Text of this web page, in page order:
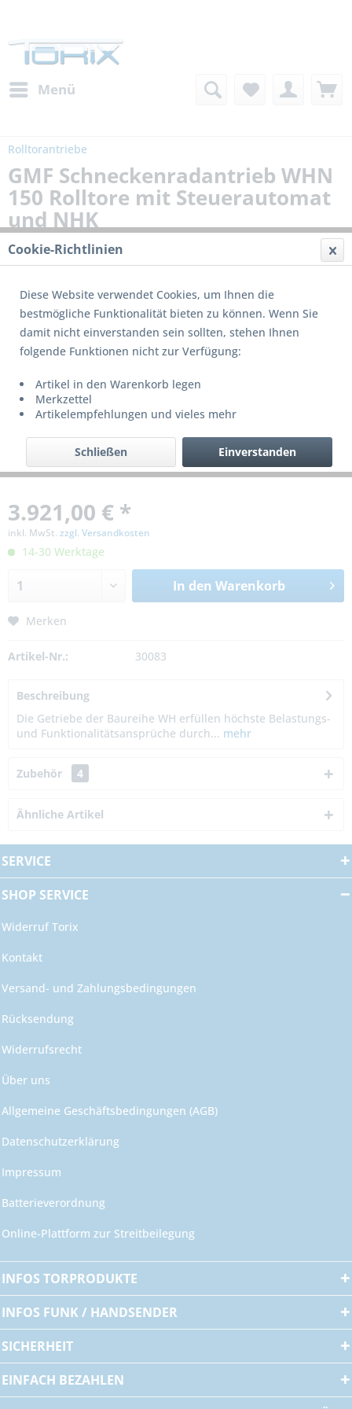
Menü
Rolltorantriebe
GMF Schneckenradantrieb WHN
150 Rolltore mit Steuerautomat
und NHK
3.921,00 € *
inkl. MwSt. zzgl. Versandkosten
14-30 Werktage
In den Warenkorb
Merken
Artikel-Nr.: 30083
Beschreibung
Die Getriebe der Baureihe WH erfüllen höchste Belastungs-
und Funktionalitätsansprüche durch... mehr
Zubehör 4
Ähnliche Artikel
SERVICE
SHOP SERVICE
Widerruf Torix
Kontakt
Versand- und Zahlungsbedingungen
Rücksendung
Widerrufsrecht
Über uns
Allgemeine Geschäftsbedingungen (AGB)
Datenschutzerklärung
Impressum
Batterieverordnung
Online-Plattform zur Streitbeilegung
INFOS TORPRODUKTE
INFOS FUNK / HANDSENDER
SICHERHEIT
EINFACH BEZAHLEN
Cookie-Richtlinien
Diese Website verwendet Cookies, um Ihnen die
bestmögliche Funktionalität bieten zu können. Wenn Sie
damit nicht einverstanden sein sollten, stehen Ihnen
folgende Funktionen nicht zur Verfügung:
Artikel in den Warenkorb legen
Merkzettel
Artikelempfehlungen und vieles mehr
Einverstanden
Schließen